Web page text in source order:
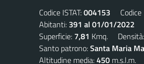
Codice ISTAT:004153 Codice
Abitanti: 391 al 01/01/2022
Superficie: 7,81 Kmq.
Santo patrono:Santa Maria
Altitudine media:450 m.s.l.m.